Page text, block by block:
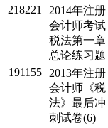
218221
2014年注册
会计师考试
税法第一章
总论练习题
191155
2013年注册
会计师《税
法》最后冲
刺试卷(6)